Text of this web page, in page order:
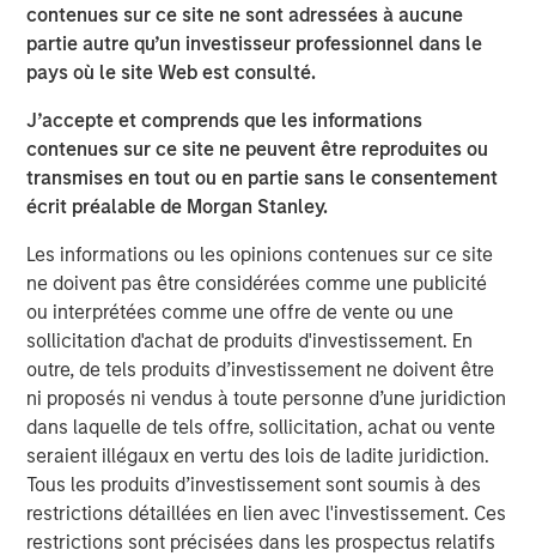
contenues sur ce site ne sont adressées à aucune
partie autre qu’un investisseur professionnel dans le
pays où le site Web est consulté.
J’accepte et comprends que les informations
contenues sur ce site ne peuvent être reproduites ou
transmises en tout ou en partie sans le consentement
écrit préalable de Morgan Stanley.
Les informations ou les opinions contenues sur ce site
ne doivent pas être considérées comme une publicité
ou interprétées comme une offre de vente ou une
sollicitation d'achat de produits d'investissement. En
outre, de tels produits d’investissement ne doivent être
ni proposés ni vendus à toute personne d’une juridiction
dans laquelle de tels offre, sollicitation, achat ou vente
seraient illégaux en vertu des lois de ladite juridiction.
Tous les produits d’investissement sont soumis à des
restrictions détaillées en lien avec l'investissement. Ces
restrictions sont précisées dans les prospectus relatifs
Disclosure:
There is no guarantee that any investment strategy will work
under all market conditions, and each investor should evaluate
their ability to invest for the long-term, especially during periods
A separately managed account may not be appropriate for all
investors. Separate accounts managed according to the
particular strategy may include securities that may not
necessarily track the performance of a particular index. Please
consider the investment objectives, risks and fees of the
Strategy carefully before investing. A minimum asset level is
required. For important information about the investment
managers, please refer to Form ADV Part 2.
The views and opinions and/or analysis expressed are those of
the author or the investment team as of the date of preparation
of this material and are subject to change at any time without
notice due to market or economic conditions and may not
necessarily come to pass.